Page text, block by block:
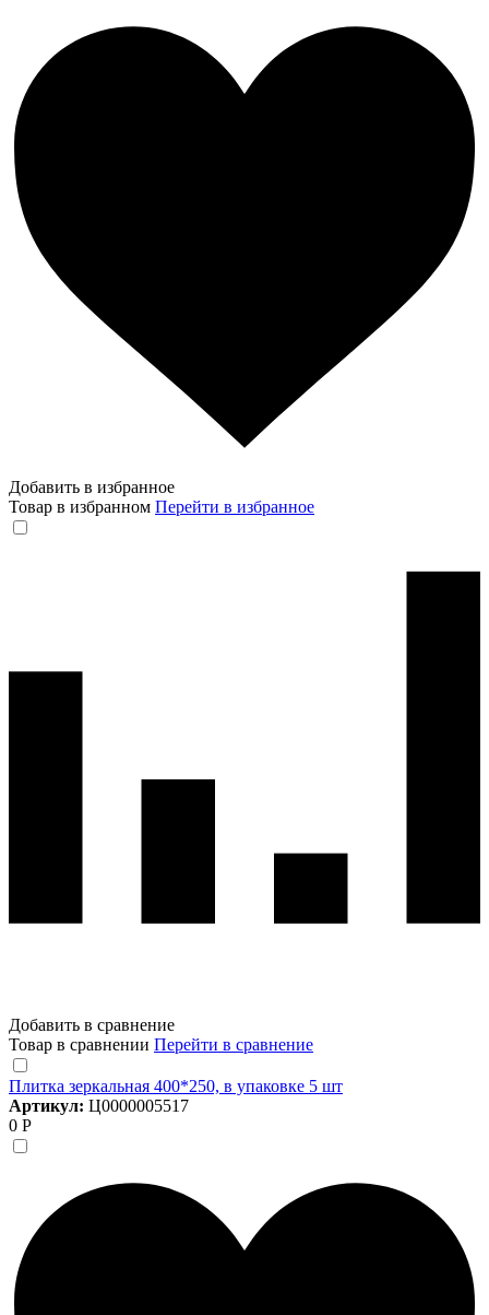
Добавить в избранное
Товар в избранном Перейти в избранное
Добавить в сравнение
Товар в сравнении Перейти в сравнение
Плитка зеркальная 400*250, в упаковке 5 шт
Артикул: Ц0000005517
0 Р